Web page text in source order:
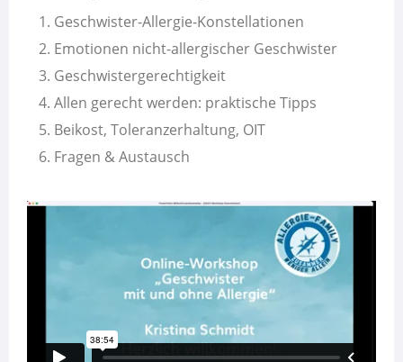
Geschwister-Allergie-Konstellationen
Emotionen nicht-allergischer Geschwister
Geschwistergerechtigkeit
Allen gerecht werden: praktische Tipps
Beikost, Toleranzerhaltung, OIT
Fragen & Austausch